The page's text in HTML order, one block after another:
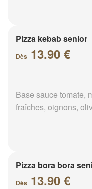
Pizza kebab senior
Dès 13.90 €
Base sauce tomate,
fraîches, oignons,
Pizza bora bora
Dès 13.90 €